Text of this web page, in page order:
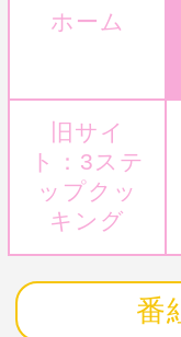
ホーム
旧サイ
ト：3ステ
ップクッ
キング
番